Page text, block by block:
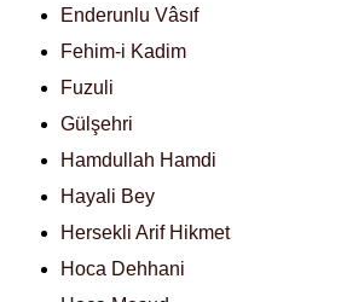
Enderunlu Vâsıf
Fehim-i Kadim
Fuzuli
Gülşehri
Hamdullah Hamdi
Hayali Bey
Hersekli Arif Hikmet
Hoca Dehhani